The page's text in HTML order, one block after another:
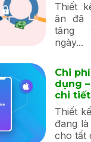
Thiết
ăn đã
tăng
ngày...
Chi
dụng
chi tiết
Thiết
đang
cho tất